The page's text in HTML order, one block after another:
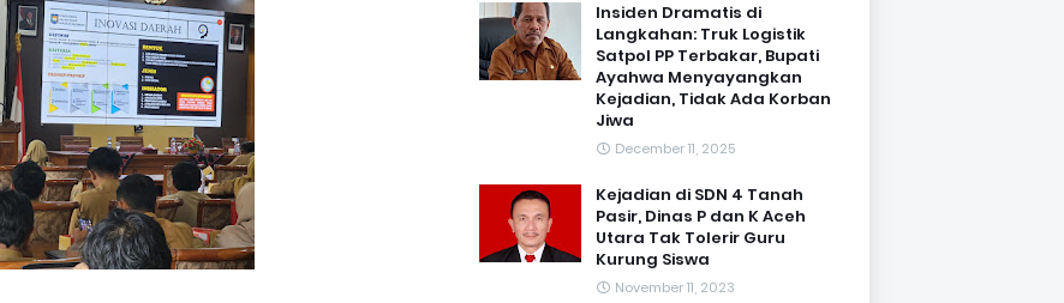
Insiden Dramatis di
Langkahan: Truk Logistik
Satpol PP Terbakar, Bupati
Ayahwa Menyayangkan
Kejadian, Tidak Ada Korban
Jiwa
December 11, 2025
Kejadian di SDN 4 Tanah
Pasir, Dinas P dan K Aceh
Utara Tak Tolerir Guru
Kurung Siswa
November 11, 2023